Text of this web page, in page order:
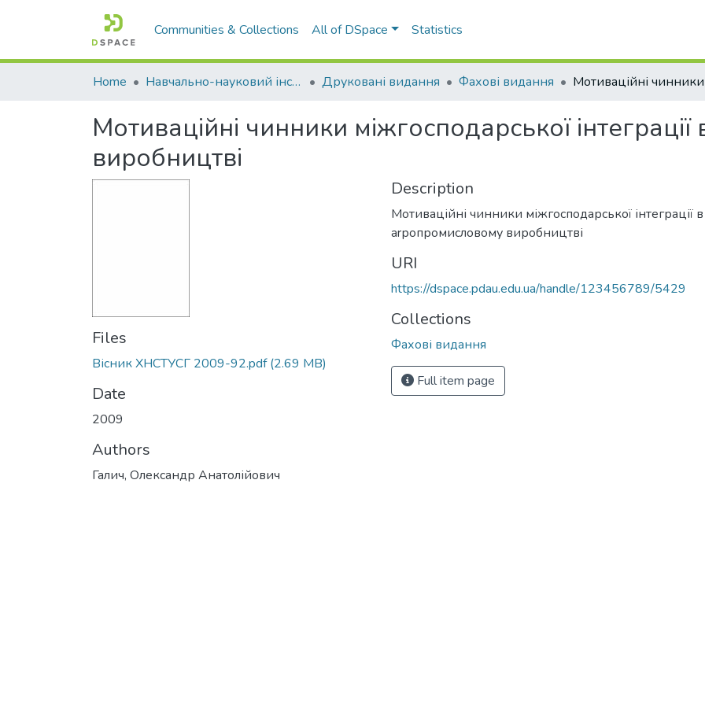
Communities & Collections All of DSpace Statistics
Home Навчально-науковий інститут економіки, управління, права та інформаційних технологій Друковані видання Фахові видання
Мотиваційні чинники міжгосподарської
виробництві
Files
Вісник ХНСТУСГ 2009-92.pdf(2.69 MB)
Date
2009
Authors
Галич, Олександр Анатолійович
Description
Мотиваційні чинники міжгосподарської інтеграції в
аrропромисловому виробництві
URI
https://dspace.pdau.edu.ua/handle/123456789/5429
Collections
Фахові видання
Full item page